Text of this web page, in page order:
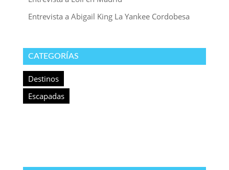
Entrevista a Abigail King La Yankee Cordobesa
CATEGORÍAS
Destinos
Escapadas